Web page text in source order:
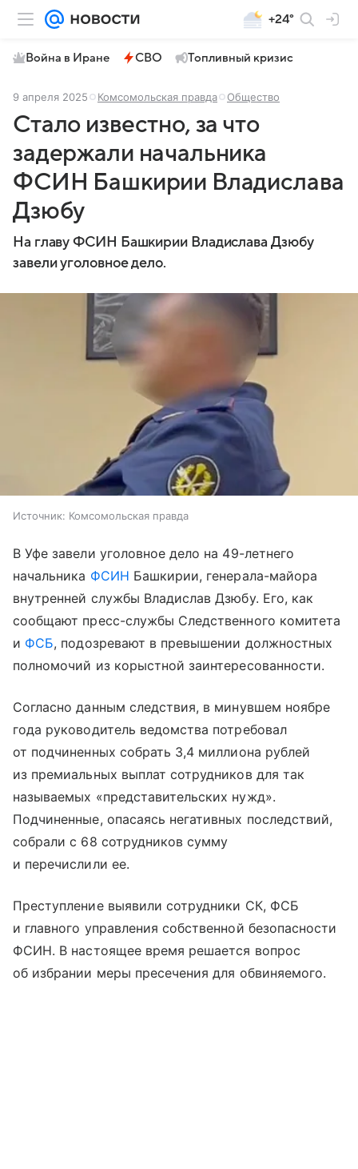
+24°
Война в Иране СВО Топливный кризис
9 апреля 2025 Комсомольская правда Общество
Стало известно, за что
задержали начальника
ФСИН Башкирии Владислава
Дзюбу
На главу ФСИН Башкирии Владислава Дзюбу
завели уголовное дело.
Источник: Комсомольская правда
В Уфе завели уголовное дело на 49-летнего
начальника ФСИН Башкирии, генерала-майора
внутренней службы Владислав Дзюбу. Его, как
сообщают пресс-службы Следственного комитета
и ФСБ, подозревают в превышении должностных
полномочий из корыстной заинтересованности.
Согласно данным следствия, в минувшем ноябре
года руководитель ведомства потребовал
от подчиненных собрать 3,4 миллиона рублей
из премиальных выплат сотрудников для так
называемых «представительских нужд».
Подчиненные, опасаясь негативных последствий,
собрали с 68 сотрудников сумму
и перечислили ее.
Преступление выявили сотрудники СК, ФСБ
и главного управления собственной безопасности
ФСИН. В настоящее время решается вопрос
об избрании меры пресечения для обвиняемого.